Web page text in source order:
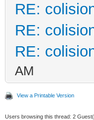
elif
RE:
RE:
RE:
AM
View a Printable Version
Users browsing this thread: 2